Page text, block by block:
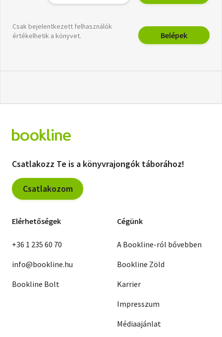
Csak bejelentkezett felhasználók
értékelhetik a könyvet.
Belépek
Csatlakozz Te is a könyvrajongók táborához!
Csatlakozom
Elérhetőségek
+36 1 235 60 70
info@bookline.hu
Bookline Bolt
Cégünk
A Bookline-ról bővebben
Bookline Zöld
Karrier
Impresszum
Médiaajánlat